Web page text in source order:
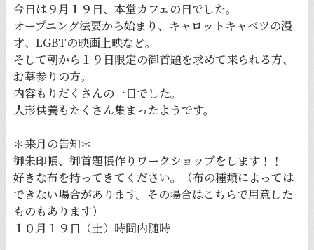
今日は９月１９日、本堂カフェの日でした。
オープニング法要から始まり、キャロットキャベツの漫
才、LGBTの映画上映など。
そして朝から１９日限定の御首題を求めて来られる方、
お墓参りの方。
内容もりだくさんの一日でした。
人形供養もたくさん集まったようです。
＊来月の告知＊
御朱印帳、御首題帳作りワークショップをします！！
好きな布を持ってきてください。（布の種類によっては
できない場合があります。その場合はこちらで用意した
ものもあります）
１０月１９日（土）時間内随時